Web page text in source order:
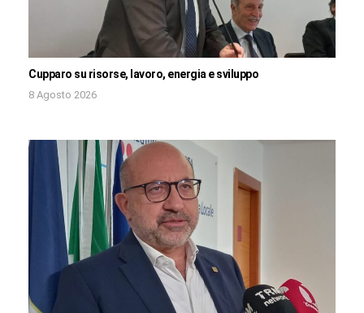
Cupparo su risorse, lavoro, energia e sviluppo
8 Agosto 2026